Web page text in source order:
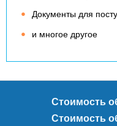
Документы для
и многое другое
Стоимость
Стоимость